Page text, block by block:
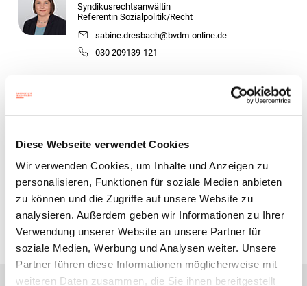
Diese Webseite verwendet Cookies
Wir verwenden Cookies, um Inhalte und Anzeigen zu
personalisieren, Funktionen für soziale Medien anbieten
zu können und die Zugriffe auf unsere Website zu
analysieren. Außerdem geben wir Informationen zu Ihrer
Verwendung unserer Website an unsere Partner für
soziale Medien, Werbung und Analysen weiter. Unsere
Partner führen diese Informationen möglicherweise mit
weiteren Daten zusammen, die Sie ihnen bereitgestellt
Syndikusrechtsanwältin
Referentin Sozialpolitik/Recht
sabine.dresbach@bvdm-online.de
030 209139-121
030 209139-123
Zur Übersicht